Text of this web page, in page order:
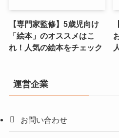
【専門家監修】5歳児向け
「絵本」のオススメはこ
れ！人気の絵本をチェック
運営企業
お問い合わせ